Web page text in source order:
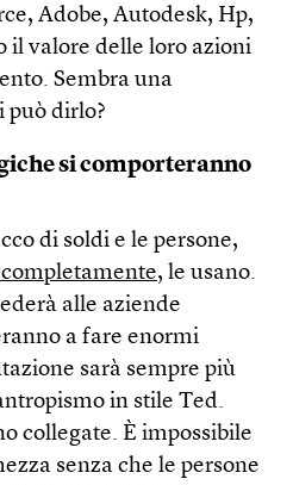
Adobe, Autodesk, Hp,
il valore delle loro azioni
Sembra una
può dirlo?
si comporteranno
di soldi e le persone,
, le usano.
alle aziende
a fare enormi
sarà sempre più
in stile Ted.
collegate. È impossibile
senza che le persone